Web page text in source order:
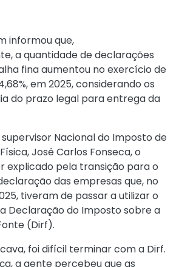
informou que,
a quantidade de declarações
fina aumentou no exercício de
em 2025, considerando os
do prazo legal para entrega da
Nacional do Imposto de
José Carlos Fonseca, o
explicado pela transição para o
das empresas que, no
tiveram de passar a utilizar o
Declaração do Imposto sobre a
(Dirf).
foi difícil terminar com a Dirf.
a gente percebeu que as